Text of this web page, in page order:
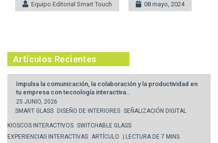
Artículos Recientes
Impulsa la comunicación, la colaboración y la productividad en
tu empresa con tecnología interactiva..
25 JUNIO, 2026
SMART GLASS
DISEÑO DE INTERIORES SEÑALIZACIÓN DIGITAL
KIOSCOS INTERACTIVOS SWITCHABLE GLASS
EXPERIENCIAS INTERACTIVAS ARTÍCULO | LECTURA DE 7 MINS
Equipo Editorial Smart Touch 08 mayo, 2024